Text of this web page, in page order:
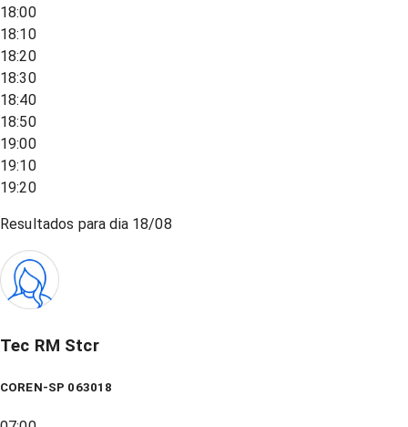
18:00
18:10
18:20
18:30
18:40
18:50
19:00
19:10
19:20
Resultados para dia 18/08
Tec RM Stcr
COREN-SP 063018